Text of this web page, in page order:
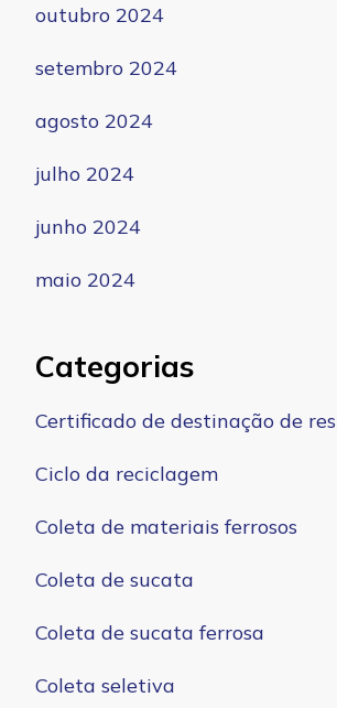
outubro 2024
setembro 2024
agosto 2024
julho 2024
junho 2024
maio 2024
Categorias
Certificado de destinação de
Ciclo da reciclagem
Coleta de materiais ferrosos
Coleta de sucata
Coleta de sucata ferrosa
Coleta seletiva